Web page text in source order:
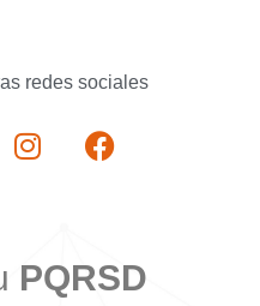
redes sociales
PQRSD